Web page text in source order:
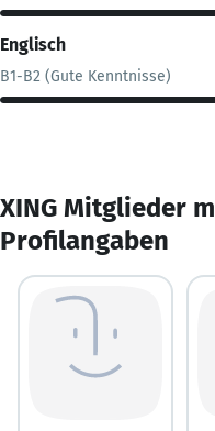
Englisch
B1-B2 (Gute Kenntnisse)
XING Mitglieder
Profilangaben